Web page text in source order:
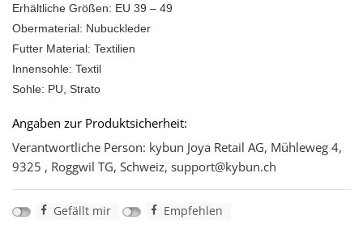
Erhältliche Größen: EU 39 – 49
Obermaterial: Nubuckleder
Futter Material: Textilien
Innensohle: Textil
Sohle: PU, Strato
Angaben zur Produktsicherheit:
Verantwortliche Person: kybun Joya Retail AG, Mühleweg 4,
9325 , Roggwil TG, Schweiz, support@kybun.ch
Gefällt mir Empfehlen